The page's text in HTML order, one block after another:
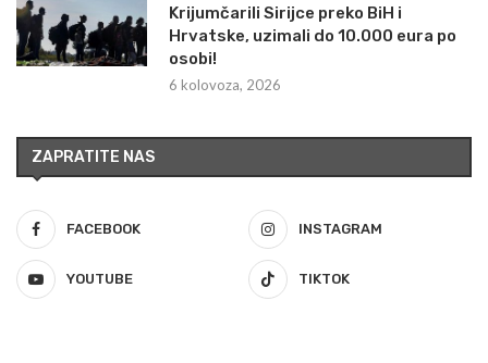
Krijumčarili Sirijce preko BiH i
Hrvatske, uzimali do 10.000 eura po
osobi!
6 kolovoza, 2026
ZAPRATITE NAS
FACEBOOK INSTAGRAM
YOUTUBE TIKTOK